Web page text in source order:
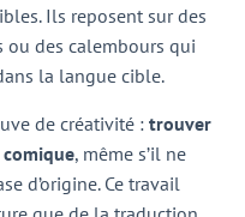
Ils reposent sur des
ou des calembours qui
la langue cible.
de créativité : trouver
, même s’il ne
d’origine. Ce travail